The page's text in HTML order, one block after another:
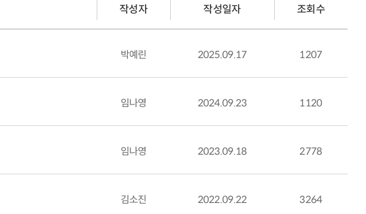
작성자 작성일자 조회수
박예린 2025.09.17 1207
임나영 2024.09.23 1120
임나영 2023.09.18 2778
김소진 2022.09.22 3264